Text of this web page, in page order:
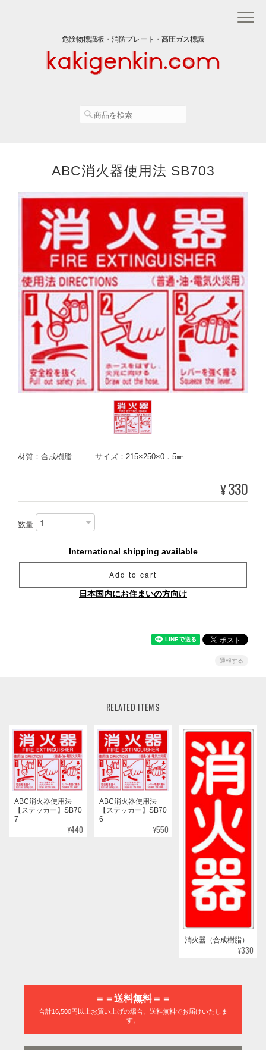
危険物標識板・消防プレート・高圧ガス標識
ABC消火器使用法 SB703
材質：合成樹脂 サイズ：215×250×0．5㎜
¥330
数量
International shipping available
Add to cart
日本国内にお住まいの方向け
通報する
RELATED ITEMS
ABC消火器使用法
【ステッカー】SB70
7
¥440
ABC消火器使用法
【ステッカー】SB70
6
¥550
消火器（合成樹脂）
¥330
＝＝送料無料＝＝
合計16,500円以上お買い上げの場合、送料無料でお届けいたしま
す。